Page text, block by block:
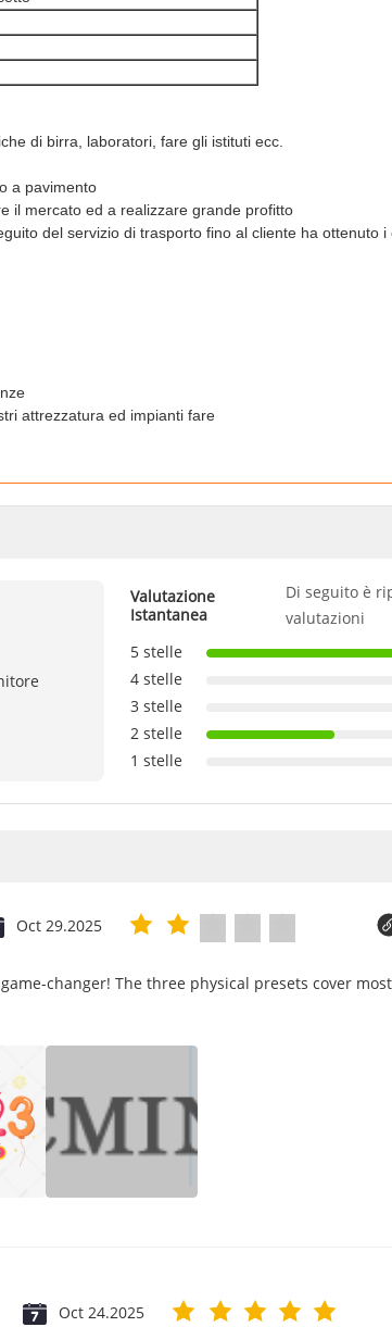
di birra, laboratori, fare gli istituti ecc.
a pavimento
il mercato ed a realizzare grande profitto
del servizio di trasporto fino al cliente ha ottenuto i
attrezzatura ed impianti fare
Valutazione
Istantanea
Di seguito è
valutazioni
5 stelle
4 stelle
3 stelle
2 stelle
1 stelle
Oct 29.2025
changer! The three physical presets cover
Oct 24.2025